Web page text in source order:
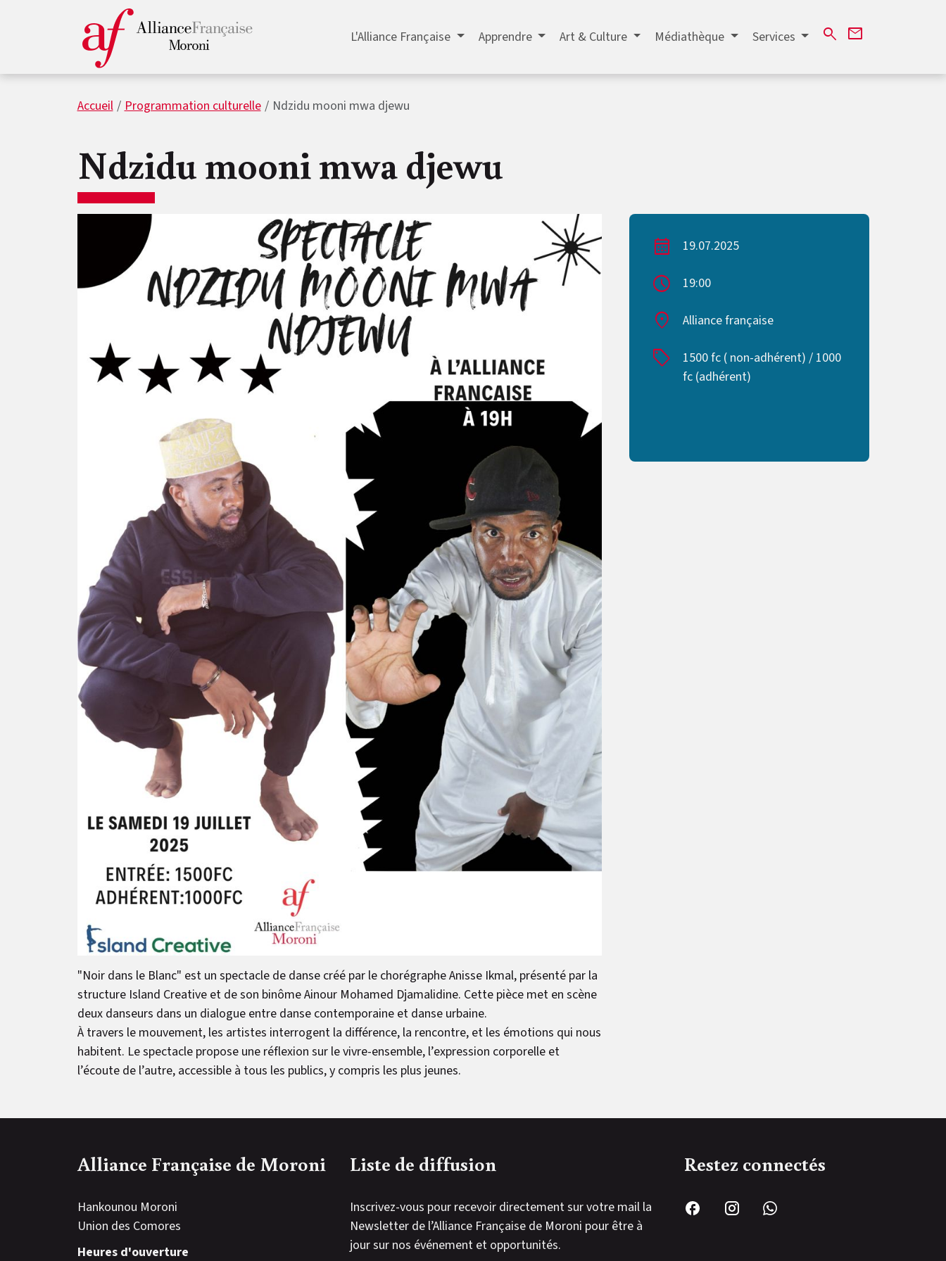
L'Alliance Française Apprendre Art & Culture Médiathèque Services search mail
Accueil Programmation culturelle Ndzidu mooni mwa djewu
Ndzidu mooni mwa djewu
"Noir dans le Blanc" est un spectacle de danse créé par le chorégraphe Anisse Ikmal, présenté par la
structure Island Creative et de son binôme Ainour Mohamed Djamalidine. Cette pièce met en scène
deux danseurs dans un dialogue entre danse contemporaine et danse urbaine.
À travers le mouvement, les artistes interrogent la différence, la rencontre, et les émotions qui nous
habitent. Le spectacle propose une réflexion sur le vivre-ensemble, l’expression corporelle et
l’écoute de l’autre, accessible à tous les publics, y compris les plus jeunes.
calendar_month 19.07.2025
schedule 19:00
location_on Alliance française
sell
1500 fc ( non-adhérent) / 1000
fc (adhérent)
Alliance Française de Moroni
Hankounou Moroni
Union des Comores
Heures d'ouverture
Liste de diffusion
Inscrivez-vous pour recevoir directement sur votre mail la
Newsletter de l’Alliance Française de Moroni pour être à
jour sur nos événement et opportunités.
Restez connectés